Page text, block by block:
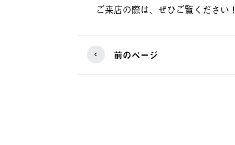
ご来店の際は、ぜひご覧ください！
前のページ